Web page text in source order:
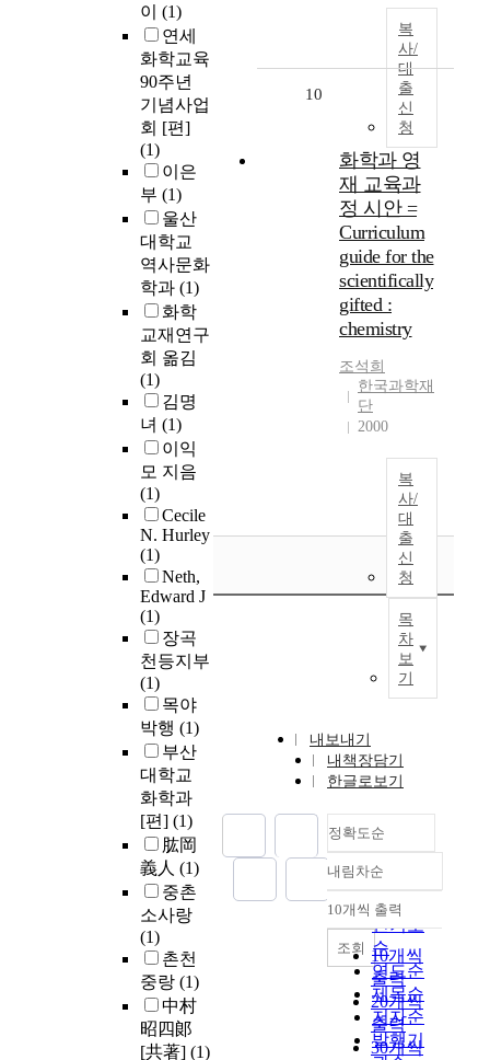
이 (1)
연세
화학교육
90주년
기념사업
회 [편]
(1)
이은
부 (1)
울산
대학교
역사문화
학과 (1)
화학
교재연구
회 옮김
(1)
김명
녀 (1)
이익
모 지음
(1)
Cecile
N. Hurley
(1)
Neth,
Edward J
(1)
장곡
천등지부
(1)
목야
박행 (1)
부산
대학교
화학과
[편] (1)
肱岡
義人 (1)
중촌
소사랑
(1)
촌천
중랑 (1)
中村
昭四郞
[共著] (1)
복
사/
대
출
신
청
10
화학과 영
재 교육과
정 시안 =
Curriculum
guide for the
scientifically
gifted :
chemistry
조석희
한국과학재
단
2000
복
사/
대
출
신
청
목
차
보
기
내보내기
내책장담기
한글로보기
정확도순
정확도
순
인기도
순
연도순
제목순
저자순
발행기
내림차순
내림차순
10개씩 출력
10개씩
출력
20개씩
출력
30개씩
조회